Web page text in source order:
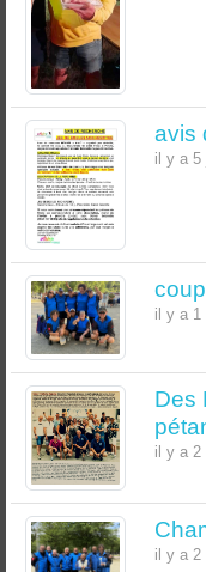
avis
il y a 5
il y a 1
Des
il y a 2
il y a 2